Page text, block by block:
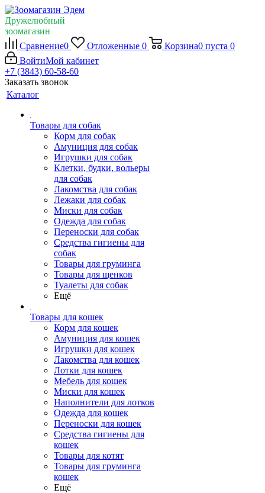
Дружелюбный
зоомагазин
Сравнение0 Отложенные 0 Корзина0 пуста 0
ВойтиМой кабинет
+7 (3843) 60-58-60
Заказать звонок
Каталог
Товары для собак
Корм для собак
Амуниция для собак
Игрушки для собак
Клетки, будки, вольеры
для собак
Лакомства для собак
Лежаки для собак
Миски для собак
Одежда для собак
Переноски для собак
Средства гигиены для
собак
Товары для груминга
Товары для щенков
Туалеты для собак
Ещё
Товары для кошек
Корм для кошек
Амуниция для кошек
Игрушки для кошек
Лакомства для кошек
Лотки для кошек
Мебель для кошек
Миски для кошек
Наполнители для лотков
Одежда для кошек
Переноски для кошек
Средства гигиены для
кошек
Товары для котят
Товары для груминга
кошек
Ещё